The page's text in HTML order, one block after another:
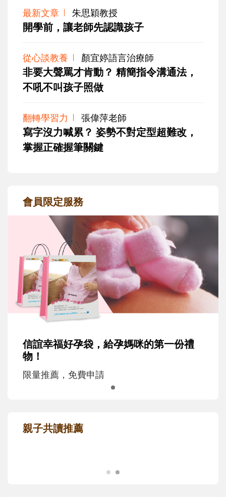
最新文章 朱思穎教授
開學前，讓老師先認識孩子
從心談教養 顏宜婷語言治療師
非要大聲罵才肯動？ 精簡指令溝通法，
不吼不叫孩子照做
翻轉學習力 張偉萍老師
寫字沒力喊累？ 姿勢不對定型超難改，
掌握正確握筆關鍵
會員限定服務
信誼幸福好孕袋，給孕媽咪的第一份禮
物！
限量推薦，免費申請
親子共讀推薦